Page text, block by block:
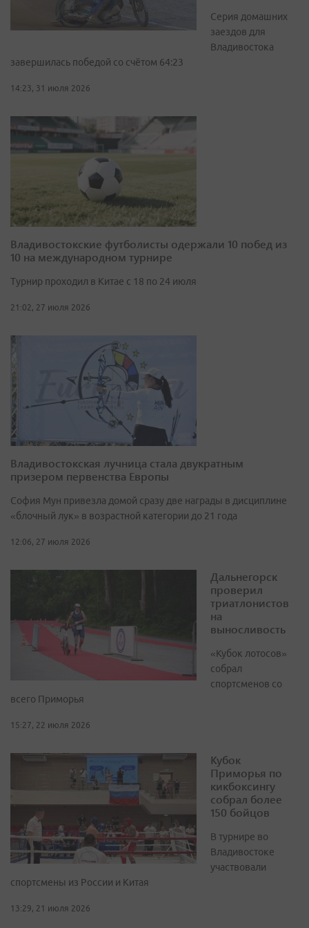
Серия домашних
заездов для
Владивостока
завершилась победой со счётом 64:23
14:23, 31 июля 2026
Владивостокские футболисты одержали 10 побед из
10 на международном турнире
Турнир проходил в Китае с 18 по 24 июля
21:02, 27 июля 2026
Владивостокская лучница стала двукратным
призером первенства Европы
София Мун привезла домой сразу две награды в дисциплине
«блочный лук» в возрастной категории до 21 года
12:06, 27 июля 2026
Дальнегорск
проверил
триатлонистов
на
выносливость
«Кубок лотосов»
собрал
спортсменов со
всего Приморья
15:27, 22 июля 2026
Кубок
Приморья по
кикбоксингу
собрал более
150 бойцов
В турнире во
Владивостоке
участвовали
спортсмены из России и Китая
13:29, 21 июля 2026